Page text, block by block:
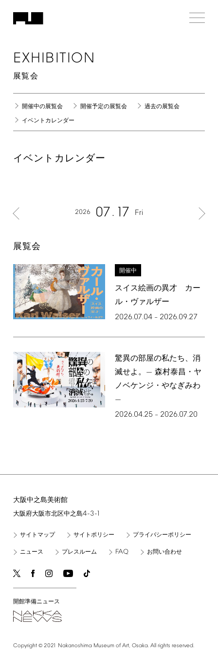
EXHIBITION
展覧会
開催中の展覧会 開催予定の展覧会 過去の展覧会
イベントカレンダー
イベントカレンダー
2026 07 17 Fri
展覧会
開催中
スイス絵画の異才 カー
ル・ヴァルザー
2026.07.04– 2026.09.27
驚異の部屋の私たち、消
滅せよ。— 森村泰昌・ヤ
ノベケンジ・やなぎみわ
—
2026.04.25 – 2026.07.20
大阪中之島美術館
大阪府大阪市北区中之島4-3-1
サイトマップ サイトポリシー プライバシーポリシー
ニュース プレスルーム FAQ お問い合わせ
開館準備ニュース
Copyright© 2021 Nakanoshima Museum of Art, Osaka. All rights reserved.